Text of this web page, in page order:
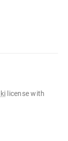
license with